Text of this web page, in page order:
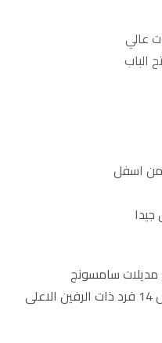
مديلات سامسونج
1 -غسالة اطباق وايت وستنجهاوس 14 فرد ذات الرفين الاعلى